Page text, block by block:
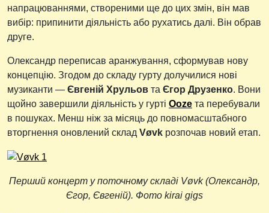
напрацюваннями, створеними ще до цих змін, він мав
вибір: припинити діяльність або рухатись далі. Він обрав
друге.
Олександр переписав аранжування, сформував нову
концепцію. Згодом до складу гурту долучилися нові
музиканти — Євгеній Хрульов та Єгор Друзенко. Вони
щойно завершили діяльність у гурті Ooze та перебували
в пошуках. Менш ніж за місяць до повномасштабного
вторгнення оновлений склад Vøvk розпочав новий етап.
Перший концерт у поточному складі Vøvk (Олександр,
Єгор, Євгеній). Фото kirai gigs